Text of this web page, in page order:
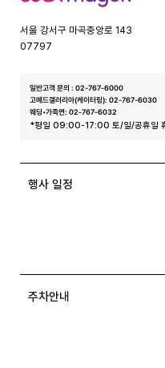
스
서울 강서구 마곡중앙로 143
07797
일반고객 문의 : 02-767-6000
고메드갤러리아(케이터링): 02-767-6030
웨딩•가족연: 02-767-6032
*평일 09:00-17:00 토/일/공휴일
행사 일정
주차안내